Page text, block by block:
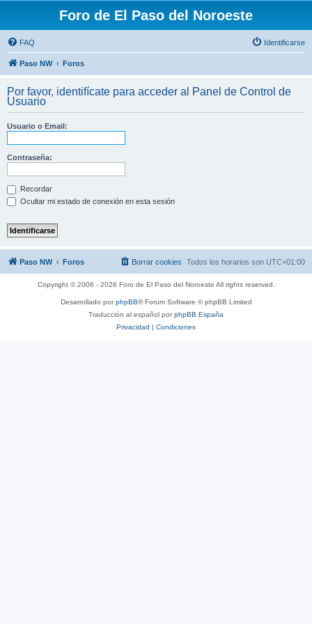
Foro de El Paso del Noroeste
FAQ Identificarse
Paso NW Foros
Por favor, identifícate para acceder al Panel de Control de
Usuario
Usuario o Email:
Contraseña:
Recordar
Ocultar mi estado de conexión en esta sesión
Paso NW Foros Todos los horarios son UTC+01:00
Borrar cookies
Copyright © 2006 - 2026 Foro de El Paso del Noroeste All rights reserved.
Desarrollado porphpBB® Forum Software © phpBB Limited
Traducción al español porphpBB España
Privacidad | Condiciones